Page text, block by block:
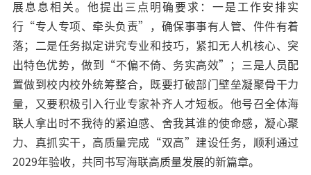
展息息相关。他提出三点明确要求：一是工作安排实
行“专人专项、牵头负责”，确保事事有人管、件件有着
落；二是任务拟定讲究专业和技巧，紧扣无人机核心、突
出特色优势，做到“不偏不倚、务实高效”；三是人员配
置做到校内校外统筹整合，既要打破部门壁垒凝聚骨干力
量，又要积极引入行业专家补齐人才短板。他号召全体海
联人拿出时不我待的紧迫感、舍我其谁的使命感，凝心聚
力、真抓实干，高质量完成“双高”建设任务，顺利通过
2029年验收，共同书写海联高质量发展的新篇章。